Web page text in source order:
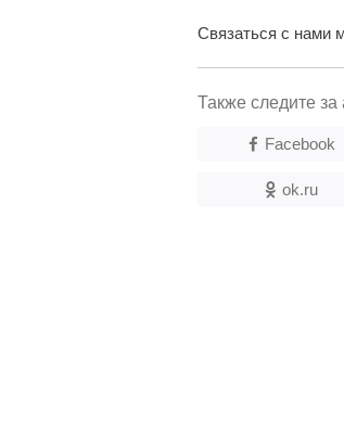
Связаться с нами
Также следите за
Facebook
ok.ru